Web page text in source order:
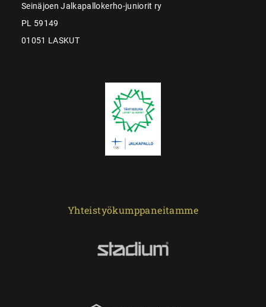
Seinäjoen Jalkapallokerho-juniorit ry
PL 59149
01051 LASKUT
Yhteistyökumppaneitamme